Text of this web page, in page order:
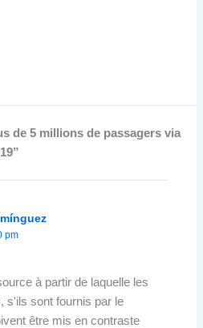
de 5 millions de passagers via
pm
à partir de laquelle les
s'ils sont fournis par le
être mis en contraste